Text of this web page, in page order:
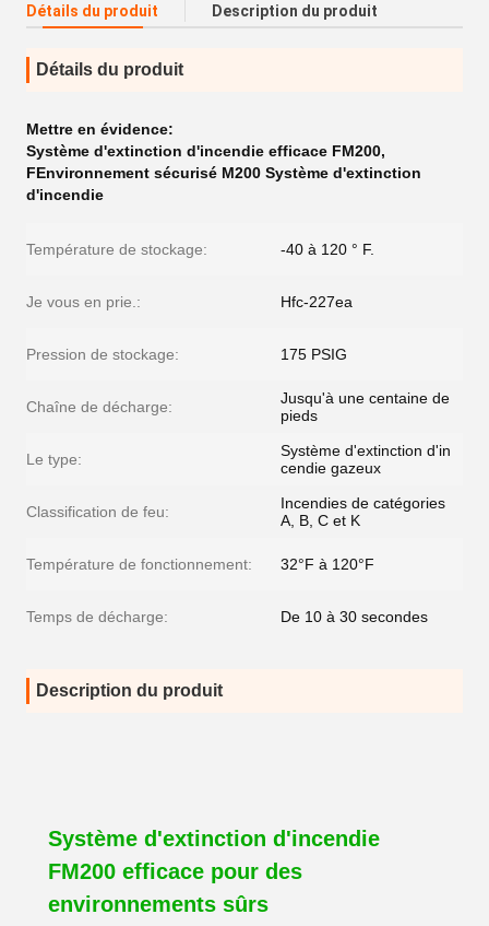
Détails du produit Description du produit
Détails du produit
Mettre en évidence:
Système d'extinction d'incendie efficace FM200,
FEnvironnement sécurisé M200 Système d'extinction
d'incendie
Température de stockage: -40 à 120 ° F.
Je vous en prie.: Hfc-227ea
Pression de stockage: 175 PSIG
Chaîne de décharge:
Jusqu'à une centaine de
pieds
Le type:
Système d'extinction d'in
cendie gazeux
Classification de feu:
Incendies de catégories
A, B, C et K
Température de fonctionnement: 32°F à 120°F
Temps de décharge: De 10 à 30 secondes
Description du produit
Système d'extinction d'incendie
FM200 efficace pour des
environnements sûrs